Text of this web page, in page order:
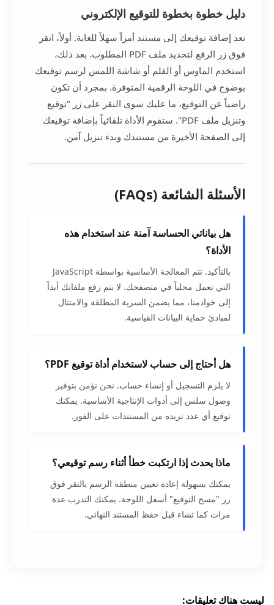
دليل خطوة بخطوة للتوقيع الإلكتروني
تعد إضافة توقيعك إلى مستند أمراً سهلاً للغاية. أولاً، انقر
فوق زر الرفع لتحديد ملف PDF المطلوب. بعد ذلك،
استخدم الماوس أو القلم أو شاشة اللمس لرسم توقيعك
بوضوح في اللوحة الرقمية المتوفرة. بمجرد أن تكون
راضياً عن التوقيع، ما عليك سوى النقر على زر "توقيع
وتنزيل ملف PDF". ستقوم الأداة تلقائياً بإضافة توقيعك
إلى الصفحة الأخيرة من مستندك وبدء تنزيل آمن.
الأسئلة الشائعة (FAQs)
هل بياناتي الحساسة آمنة عند استخدام هذه
الأداة؟
بالتأكيد. تتم المعالجة الأساسية بواسطة JavaScript
التي تعمل محلياً في متصفحك. لا يتم رفع ملفاتك أبداً
إلى خوادمنا، مما يضمن السرية المطلقة والامتثال
لمبادئ حماية البيانات القياسية.
هل أحتاج إلى حساب لاستخدام أداة توقيع PDF؟
لا يلزم التسجيل أو إنشاء حساب. نحن نؤمن بتوفير
وصول سلس إلى أدوات الإنتاجية الأساسية. يمكنك
توقيع أي عدد تريده من المستندات على الفور.
ماذا يحدث إذا ارتكبت خطأ أثناء رسم توقيعي؟
يمكنك بسهولة إعادة تعيين منطقة الرسم بالنقر فوق
زر "مسح التوقيع" أسفل اللوحة. يمكنك التدرب عدة
مرات كما تشاء قبل حفظ المستند النهائي.
ليست هناك تعليقات: